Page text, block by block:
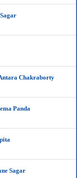
Chakraborty
Panda
Sagar